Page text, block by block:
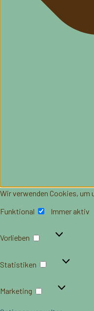
Wir verwenden Cookies, um
Funktional
Immer aktiv
Vorlieben
Vorlieben
Statistiken
Statistiken
Marketing
Marketing